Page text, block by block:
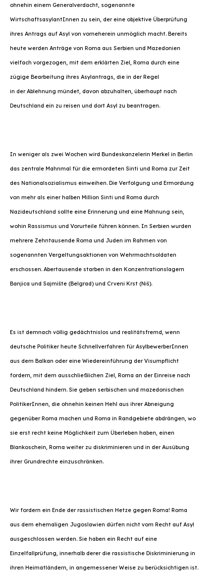
ohnehin einem Generalverdacht, sogenannte
WirtschaftsasylantInnen zu sein, der eine objektive Überprüfung
ihres Antrags auf Asyl von vorneherein unmöglich macht. Bereits
heute werden Anträge von Roma aus Serbien und Mazedonien
vielfach vorgezogen, mit dem erklärten Ziel, Roma durch eine
zügige Bearbeitung ihres Asylantrags, die in der Regel
in der Ablehnung mündet, davon abzuhalten, überhaupt nach
Deutschland ein zu reisen und dort Asyl zu beantragen.
In weniger als zwei Wochen wird Bundeskanzelerin Merkel in Berlin
das zentrale Mahnmal für die ermordeten Sinti und Roma zur Zeit
des Nationalsozialismus einweihen. Die Verfolgung und Ermordung
von mehr als einer halben Million Sinti und Roma durch
Nazideutschland sollte eine Erinnerung und eine Mahnung sein,
wohin Rassismus und Vorurteile führen können. In Serbien wurden
mehrere Zehntausende Roma und Juden im Rahmen von
sogenannten Vergeltungsaktionen von Wehrmachtsoldaten
erschossen. Abertausende starben in den Konzentrationslagern
Banjica und Sajmište (Belgrad) und Crveni Krst (Niš).
Es ist demnach völlig gedächtnislos und realitätsfremd, wenn
deutsche Politiker heute Schnellverfahren für AsylbewerberInnen
aus dem Balkan oder eine Wiedereinführung der Visumpflicht
fordern, mit dem ausschließlichen Ziel, Roma an der Einreise nach
Deutschland hindern. Sie geben serbischen und mazedonischen
PolitikerInnen, die ohnehin keinen Hehl aus ihrer Abneigung
gegenüber Roma machen und Roma in Randgebiete abdrängen, wo
sie erst recht keine Möglichkeit zum Überleben haben, einen
Blankoschein, Roma weiter zu diskriminieren und in der Ausübung
ihrer Grundrechte einzuschränken.
Wir fordern ein Ende der rassistischen Hetze gegen Roma! Roma
aus dem ehemaligen Jugoslawien dürfen nicht vom Recht auf Asyl
ausgeschlossen werden. Sie haben ein Recht auf eine
Einzelfallprüfung, innerhalb derer die rassistische Diskriminierung in
ihren Heimatländern, in angemessener Weise zu berücksichtigen ist.